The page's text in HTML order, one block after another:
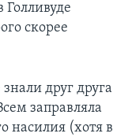
скорее
друг друга
заправляла
насилия (хотя в